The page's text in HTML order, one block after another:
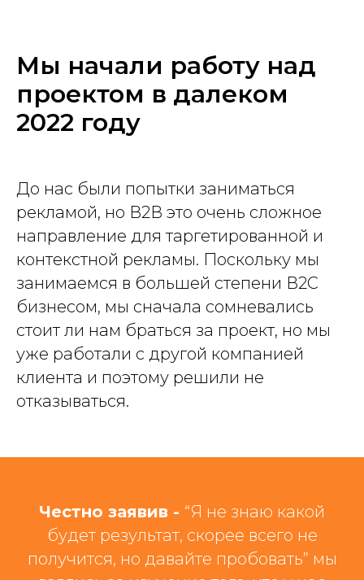
Мы начали работу над
проектом в далеком
2022 году
До нас были попытки заниматься
рекламой, но В2В это очень сложное
направление для таргетированной и
контекстной рекламы. Поскольку мы
занимаемся в большей степени В2С
бизнесом, мы сначала сомневались
стоит ли нам браться за проект, но мы
уже работали с другой компанией
клиента и поэтому решили не
отказываться.
Честно заявив - “Я не знаю какой
будет результат, скорее всего не
получится, но давайте пробовать” мы